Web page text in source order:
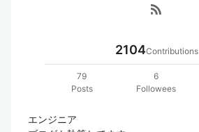
rss_feed
2104Contributions
79
Posts
6
Followees
エンジニア